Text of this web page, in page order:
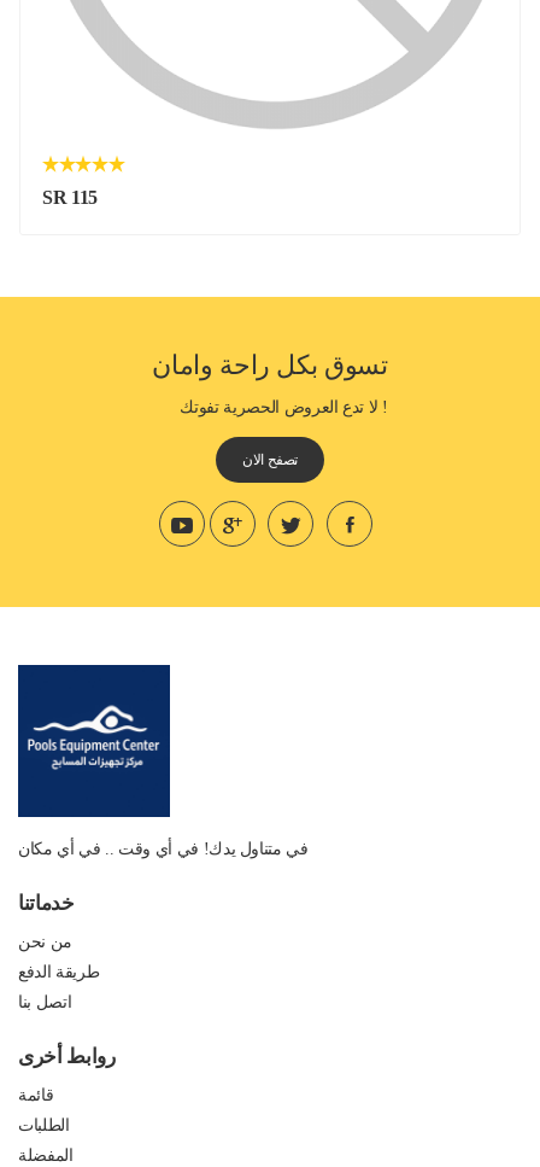
SR 115
تسوق بكل راحة وامان
! لا تدع العروض الحصرية تفوتك
تصفح الان
في متناول يدك! في أي وقت .. في أي مكان
خدماتنا
من نحن
طريقة الدفع
اتصل بنا
روابط أخرى
قائمة
الطلبات
المفضلة